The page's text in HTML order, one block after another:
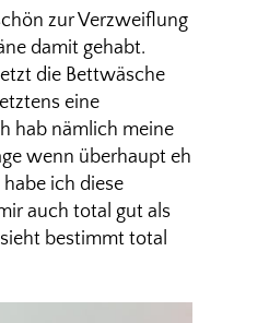
zur Verzweiflung
damit gehabt.
die Bettwäsche
eine
hab nämlich meine
wenn überhaupt eh
ich diese
auch total gut als
bestimmt total